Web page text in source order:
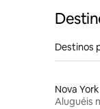
Destinos
Nova York
Aluguéis